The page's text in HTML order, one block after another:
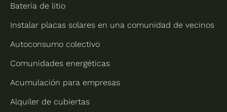
Batería de litio
Instalar placas solares en una comunidad de vecinos
Autoconsumo colectivo
Comunidades energéticas
Acumulación para empresas
Alquiler de cubiertas